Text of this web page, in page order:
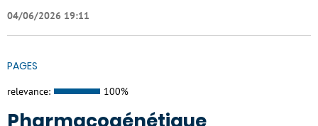
04/06/2026 19:11
PAGES
relevance: 100%